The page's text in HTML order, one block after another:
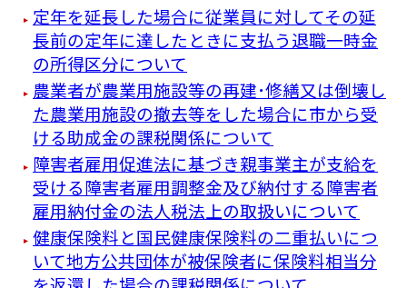
定年を延長した場合に従業員に対してその延
長前の定年に達したときに支払う退職一時金
の所得区分について
農業者が農業用施設等の再建･修繕又は倒壊し
た農業用施設の撤去等をした場合に市から受
ける助成金の課税関係について
障害者雇用促進法に基づき親事業主が支給を
受ける障害者雇用調整金及び納付する障害者
雇用納付金の法人税法上の取扱いについて
健康保険料と国民健康保険料の二重払いにつ
いて地方公共団体が被保険者に保険料相当分